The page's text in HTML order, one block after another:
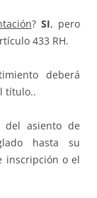
? SI, pero
433 RH.
deberá
título..
asiento de
hasta su
inscripción o el